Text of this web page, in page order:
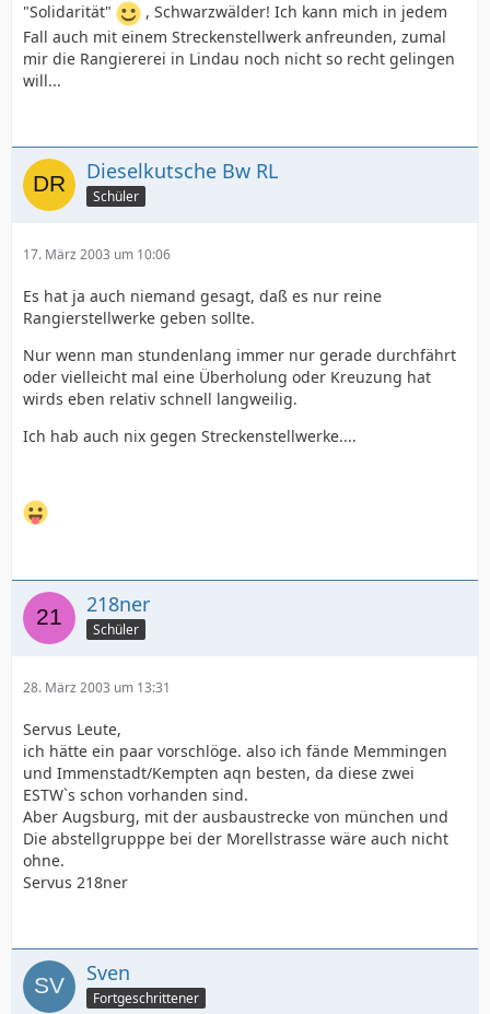
"Solidarität"
, Schwarzwälder! Ich kann mich in jedem
Fall auch mit einem Streckenstellwerk anfreunden, zumal
mir die Rangiererei in Lindau noch nicht so recht gelingen
will...
Dieselkutsche Bw RL
Schüler
17. März 2003 um 10:06
Es hat ja auch niemand gesagt, daß es nur reine
Rangierstellwerke geben sollte.
Nur wenn man stundenlang immer nur gerade durchfährt
oder vielleicht mal eine Überholung oder Kreuzung hat
wirds eben relativ schnell langweilig.
Ich hab auch nix gegen Streckenstellwerke....
218ner
Schüler
28. März 2003 um 13:31
Servus Leute,
ich hätte ein paar vorschlöge. also ich fände Memmingen
und Immenstadt/Kempten aqn besten, da diese zwei
ESTW`s schon vorhanden sind.
Aber Augsburg, mit der ausbaustrecke von münchen und
Die abstellgrupppe bei der Morellstrasse wäre auch nicht
ohne.
Servus 218ner
Sven
Fortgeschrittener